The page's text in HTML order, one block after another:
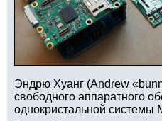
Эндрю Хуанг (Andrew
свободного аппаратного
однокристальной системы